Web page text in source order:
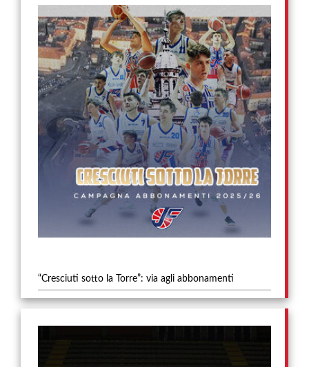
“Cresciuti sotto la Torre”: via agli abbonamenti